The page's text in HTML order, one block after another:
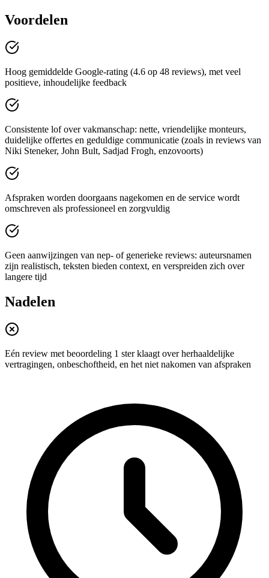
Voordelen
Hoog gemiddelde Google-rating (4.6 op 48 reviews), met veel
positieve, inhoudelijke feedback
Consistente lof over vakmanschap: nette, vriendelijke monteurs,
duidelijke offertes en geduldige communicatie (zoals in reviews van
Niki Steneker, John Bult, Sadjad Frogh, enzovoorts)
Afspraken worden doorgaans nagekomen en de service wordt
omschreven als professioneel en zorgvuldig
Geen aanwijzingen van nep- of generieke reviews: auteursnamen
zijn realistisch, teksten bieden context, en verspreiden zich over
langere tijd
Nadelen
Eén review met beoordeling 1 ster klaagt over herhaaldelijke
vertragingen, onbeschoftheid, en het niet nakomen van afspraken